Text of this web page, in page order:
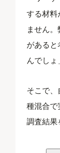
する材
ません
がある
んでしょ
そこで
種混合で
調査結果